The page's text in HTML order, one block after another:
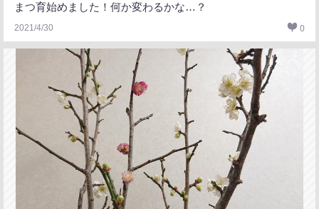
まつ育始めました！何か変わるかな…？
2021/4/30 0